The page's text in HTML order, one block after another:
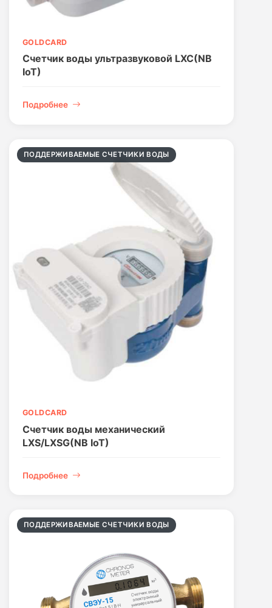
GOLDCARD
Счетчик воды ультразвуковой LXC(NB
IoT)
Подробнее
ПОДДЕРЖИВАЕМЫЕ СЧЕТЧИКИ ВОДЫ
GOLDCARD
Счетчик воды механический
LXS/LXSG(NB IoT)
Подробнее
ПОДДЕРЖИВАЕМЫЕ СЧЕТЧИКИ ВОДЫ